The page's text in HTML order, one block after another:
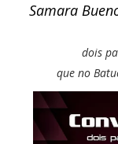
Samara
dois
que no